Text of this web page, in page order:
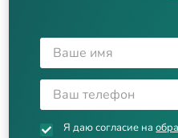
Я даю согласие на